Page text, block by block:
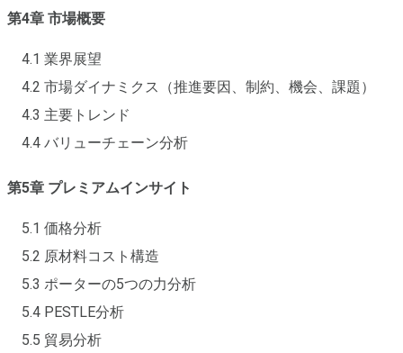
第4章 市場概要
4.1 業界展望
4.2 市場ダイナミクス（推進要因、制約、機会、課題）
4.3 主要トレンド
4.4 バリューチェーン分析
第5章 プレミアムインサイト
5.1 価格分析
5.2 原材料コスト構造
5.3 ポーターの5つの力分析
5.4 PESTLE分析
5.5 貿易分析